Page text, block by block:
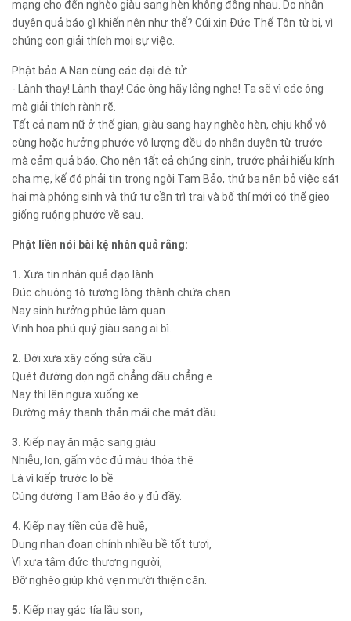
mạng cho đến nghèo giàu sang hèn không đồng nhau. Do nhân
duyên quả báo gì khiến nên như thế? Cúi xin Đức Thế Tôn từ bi, vì
chúng con giải thích mọi sự việc.
Phật bảo A Nan cùng các đại đệ tử:
- Lành thay! Lành thay! Các ông hãy lắng nghe! Ta sẽ vì các ông
mà giải thích rành rẽ.
Tất cả nam nữ ở thế gian, giàu sang hay nghèo hèn, chịu khổ vô
cùng hoặc hưởng phước vô lượng đều do nhân duyên từ trước
mà cảm quả báo. Cho nên tất cả chúng sinh, trước phải hiếu kính
cha mẹ, kế đó phải tin trọng ngôi Tam Bảo, thứ ba nên bỏ việc sát
hại mà phóng sinh và thứ tư cần trì trai và bố thí mới có thể gieo
giống ruộng phước về sau.
Phật liền nói bài kệ nhân quả rằng:
1. Xưa tin nhân quả đạo lành
Đúc chuông tô tượng lòng thành chứa chan
Nay sinh hưởng phúc làm quan
Vinh hoa phú quý giàu sang ai bì.
2. Đời xưa xây cống sửa cầu
Quét đường dọn ngõ chẳng dầu chẳng e
Nay thì lên ngựa xuống xe
Đường mây thanh thản mái che mát đầu.
3. Kiếp nay ăn mặc sang giàu
Nhiễu, lon, gấm vóc đủ màu thỏa thê
Là vì kiếp trước lo bề
Cúng dường Tam Bảo áo y đủ đầy.
4. Kiếp nay tiền của đề huề,
Dung nhan đoan chính nhiều bề tốt tươi,
Vì xưa tâm đức thương người,
Đỡ nghèo giúp khó vẹn mười thiện căn.
5. Kiếp nay gác tía lầu son,